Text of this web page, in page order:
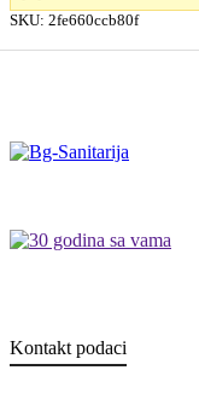
SKU: 2fe660ccb80f
Kontakt podaci